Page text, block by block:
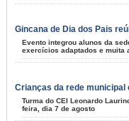
Gincana de Dia dos Pais
Evento integrou alunos da
exercícios adaptados e muita
Crianças da rede
Turma do CEI Leonardo
feira, dia 7 de agosto